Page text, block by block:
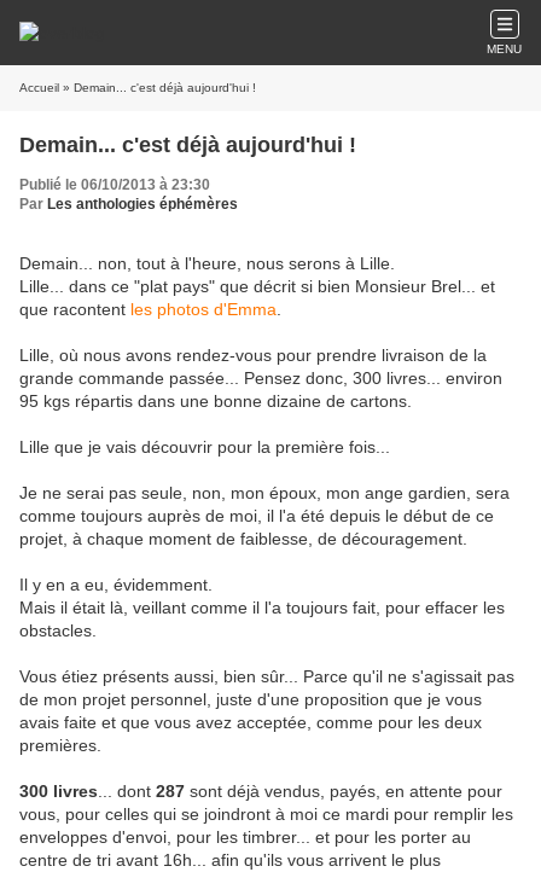
MENU
Accueil » Demain... c'est déjà aujourd'hui !
Demain... c'est déjà aujourd'hui !
Publié le 06/10/2013 à 23:30
Par Les anthologies éphémères
Demain... non, tout à l'heure, nous serons à Lille.
Lille... dans ce "plat pays" que décrit si bien Monsieur Brel... et
que racontent les photos d'Emma
Lille, où nous avons rendez-vous pour prendre livraison de la
grande commande passée... Pensez donc, 300 livres... environ
95 kgs répartis dans une bonne dizaine de cartons.
Lille que je vais découvrir pour la première fois...
Je ne serai pas seule, non, mon époux, mon ange gardien, sera
comme toujours auprès de moi, il l'a été depuis le début de ce
projet, à chaque moment de faiblesse, de découragement.
Il y en a eu, évidemment.
Mais il était là, veillant comme il l'a toujours fait, pour effacer les
obstacles.
Vous étiez présents aussi, bien sûr... Parce qu'il ne s'agissait pas
de mon projet personnel, juste d'une proposition que je vous
avais faite et que vous avez acceptée, comme pour les deux
premières.
300 livres ... dont 287 sont déjà vendus, payés, en attente pour
vous, pour celles qui se joindront à moi ce mardi pour remplir les
enveloppes d'envoi, pour les timbrer... et pour les porter au
centre de tri avant 16h... afin qu'ils vous arrivent le plus